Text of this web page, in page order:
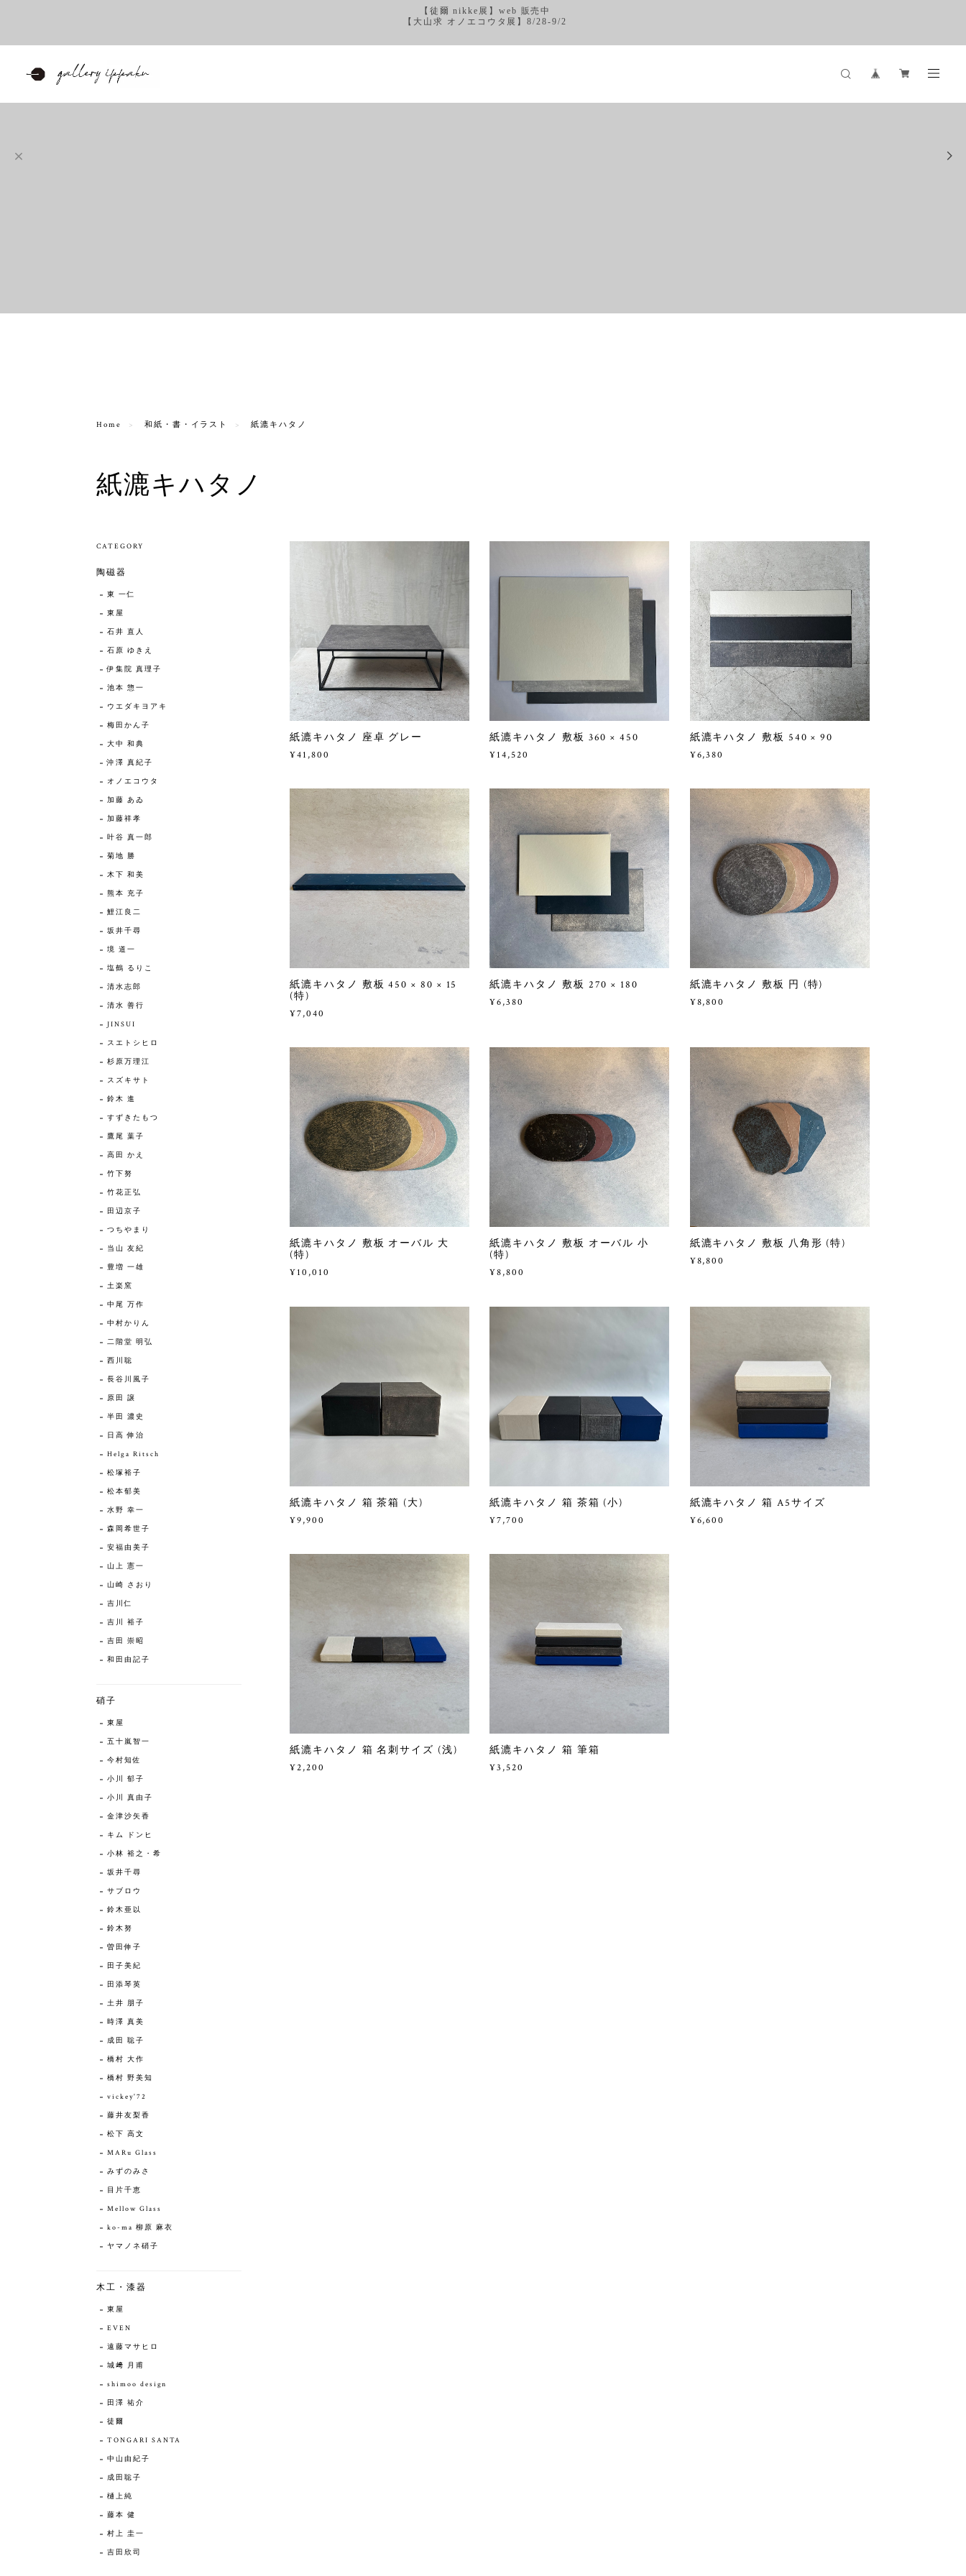
【徒爾 nikke展】web 販売中
【大山求 オノエコウタ展】8/28-9/2
Home 和紙・書・イラスト 紙漉キハタノ
紙漉キハタノ
紙漉キハタノ 座卓 グレー
¥41,800
紙漉キハタノ 敷板 360 × 450
¥14,520
紙漉キハタノ 敷板 540 × 90
¥6,380
紙漉キハタノ 敷板 450 × 80 × 15
(特)
¥7,040
紙漉キハタノ 敷板 270 × 180
¥6,380
紙漉キハタノ 敷板 円 (特)
¥8,800
紙漉キハタノ 敷板 オーバル 大
(特)
¥10,010
紙漉キハタノ 敷板 オーバル 小
(特)
¥8,800
紙漉キハタノ 敷板 八角形 (特)
¥8,800
紙漉キハタノ 箱 茶箱 (大)
¥9,900
紙漉キハタノ 箱 茶箱 (小)
¥7,700
紙漉キハタノ 箱 A5サイズ
¥6,600
紙漉キハタノ 箱 名刺サイズ (浅)
¥2,200
紙漉キハタノ 箱 筆箱
¥3,520
CATEGORY
陶磁器
東 一仁
東屋
石井 直人
石原 ゆきえ
伊集院 真理子
池本 惣一
ウエダキヨアキ
梅田かん子
大中 和典
沖澤 真紀子
オノエコウタ
加藤 あゐ
加藤祥孝
叶谷 真一郎
菊地 勝
木下 和美
熊本 充子
鯉江良二
坂井千尋
境 道一
塩鶴 るりこ
清水志郎
清水 善行
JINSUI
スエトシヒロ
杉原万理江
スズキサト
鈴木 進
すずきたもつ
鷹尾 葉子
高田 かえ
竹下努
竹花正弘
田辺京子
つちやまり
当山 友紀
豊増 一雄
土楽窯
中尾 万作
中村かりん
二階堂 明弘
西川聡
長谷川風子
原田 譲
半田 濃史
日高 伸治
Helga Ritsch
松塚裕子
松本郁美
水野 幸一
森岡希世子
安福由美子
山上 憲一
山崎 さおり
吉川仁
吉川 裕子
吉田 崇昭
和田由記子
硝子
東屋
五十嵐智一
今村知佐
小川 郁子
小川 真由子
金津沙矢香
キム ドンヒ
小林 裕之・希
坂井千尋
サブロウ
鈴木亜以
鈴木努
曽田伸子
田子美紀
田添琴英
土井 朋子
時澤 真美
成田 聡子
橋村 大作
橋村 野美知
vickey'72
藤井友梨香
松下 高文
MARu Glass
みずのみさ
目片千恵
Mellow Glass
ko-ma 柳原 麻衣
ヤマノネ硝子
木工・漆器
東屋
EVEN
遠藤マサヒロ
城﨑 月甫
shimoo design
田澤 祐介
徒爾
TONGARI SANTA
中山由紀子
成田聡子
樋上純
藤本 健
村上 圭一
吉田欣司